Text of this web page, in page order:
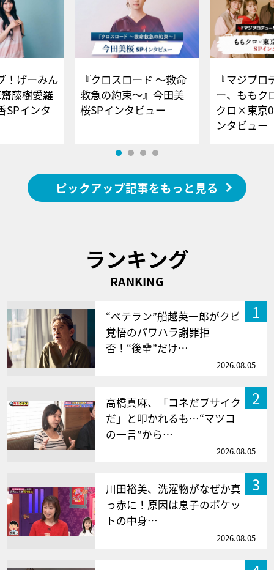
！げーみん
藤樹愛羅
SPインタ
『クロスロード ～救命
救急の約束～』今田美
桜SPインタビュー
『マジプロ
ー、ももク
クロ×東京
ンタビュー
ピックアップ記事をもっと見る
ランキング
RANKING
1
“ベテラン”船越英一郎がクビ
覚悟のパワハラ謝罪拒
否！“後輩”だけ…
2026.08.05
2
高橋真麻、「コネだブサイク
だ」と叩かれるも…“マツコ
の一言”から…
2026.08.05
3
川田裕美、洗濯物がなぜか真
っ赤に！原因は息子のポケッ
トの中身…
2026.08.05